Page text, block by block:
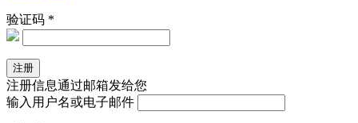
验证码 *
注册信息通过邮箱发给您
输入用户名或电子邮件